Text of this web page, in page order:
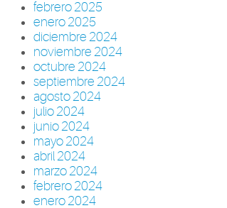
febrero 2025
enero 2025
diciembre 2024
noviembre 2024
octubre 2024
septiembre 2024
agosto 2024
julio 2024
junio 2024
mayo 2024
abril 2024
marzo 2024
febrero 2024
enero 2024